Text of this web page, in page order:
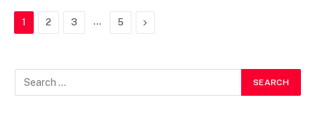
1 2 3 … 5 Next